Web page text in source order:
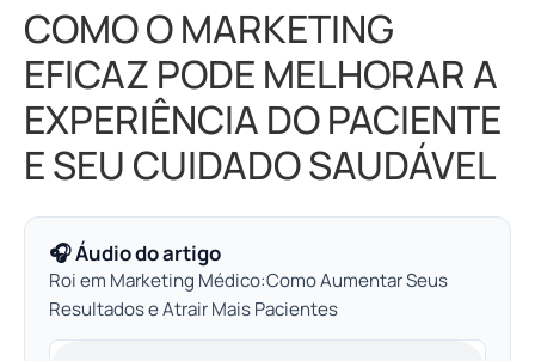
COMO O MARKETING
EFICAZ PODE MELHORAR A
EXPERIÊNCIA DO PACIENTE
E SEU CUIDADO SAUDÁVEL
🎧 Áudio do artigo
Roi em Marketing Médico:Como Aumentar Seus
Resultados e Atrair Mais Pacientes